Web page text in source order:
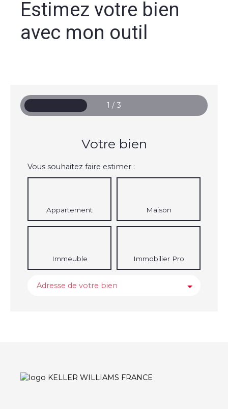
Estimez votre bien
avec mon outil
1 / 3
Votre bien
Vous souhaitez faire estimer :
Appartement Maison
Immeuble Immobilier Pro
Adresse de votre bien